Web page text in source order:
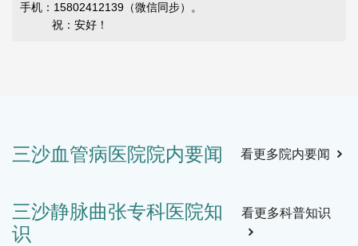
手机：15802412139（微信同步）。
祝：安好！
三沙血管病医院院内要闻 看更多院内要闻
脉
课
大连五一血管病专科作为本次全明星赛的合作伙伴，为赛事的
专科的专业团队始终坚守在赛场边。
三沙静脉曲张专科医院知
识
看更多科普知识